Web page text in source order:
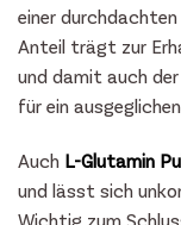
einer
Anteil trägt zur
und damit auch
für ein
Auch L-Glutamin
und lässt sich
Wichtig zum